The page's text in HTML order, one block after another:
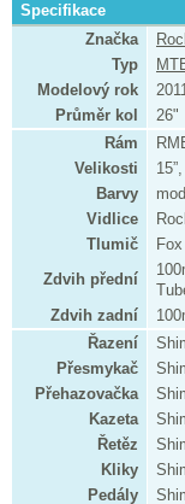
Specifikace
Značka
Typ
Modelový rok
Průměr kol
26"
Rám
Velikosti
Barvy
Vidlice
Tlumič
Zdvih přední
Zdvih zadní
Řazení
Přesmykač
Přehazovačka
Kazeta
Řetěz
Kliky
Pedály